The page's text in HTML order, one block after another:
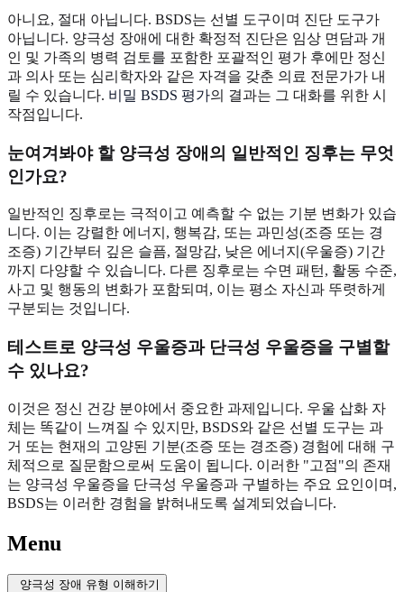
아니요, 절대 아닙니다. BSDS는 선별 도구이며 진단 도구가
아닙니다. 양극성 장애에 대한 확정적 진단은 임상 면담과 개
인 및 가족의 병력 검토를 포함한 포괄적인 평가 후에만 정신
과 의사 또는 심리학자와 같은 자격을 갖춘 의료 전문가가 내
릴 수 있습니다. 비밀 BSDS 평가의 결과는 그 대화를 위한 시
작점입니다.
눈여겨봐야 할 양극성 장애의 일반적인 징후는 무엇
인가요?
일반적인 징후로는 극적이고 예측할 수 없는 기분 변화가 있습
니다. 이는 강렬한 에너지, 행복감, 또는 과민성(조증 또는 경
조증) 기간부터 깊은 슬픔, 절망감, 낮은 에너지(우울증) 기간
까지 다양할 수 있습니다. 다른 징후로는 수면 패턴, 활동 수준,
사고 및 행동의 변화가 포함되며, 이는 평소 자신과 뚜렷하게
구분되는 것입니다.
테스트로 양극성 우울증과 단극성 우울증을 구별할
수 있나요?
이것은 정신 건강 분야에서 중요한 과제입니다. 우울 삽화 자
체는 똑같이 느껴질 수 있지만, BSDS와 같은 선별 도구는 과
거 또는 현재의 고양된 기분(조증 또는 경조증) 경험에 대해 구
체적으로 질문함으로써 도움이 됩니다. 이러한 "고점"의 존재
는 양극성 우울증을 단극성 우울증과 구별하는 주요 요인이며,
BSDS는 이러한 경험을 밝혀내도록 설계되었습니다.
Menu
양극성 장애 유형 이해하기